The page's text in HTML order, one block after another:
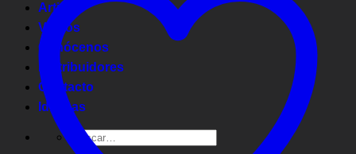
Artistas
Videos
Conócenos
Distribuidores
Contacto
Idiomas
Buscar
por: